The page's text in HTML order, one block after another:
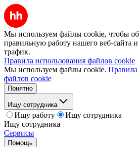
Мы используем файлы cookie, чтобы
правильную работу нашего веб-сайта и
трафик.
Правила использования файлов cookie
Мы используем файлы cookie. Правила
файлов cookie
Понятно
Ищу сотрудника
Ищу работу
Ищу сотрудника
Ищу сотрудника
Сервисы
Помощь